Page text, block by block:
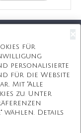
für
personalisierte
für die Website
Mit "Alle
zu. Unter
wählen. Details